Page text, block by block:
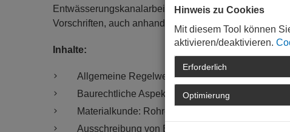
Entwässerungskanalarbeiten unter Beachtung der
Vorschriften, auch anhand von Praxisbeispielen,
Inhalte:
Allgemeine Regelwerke
Baurechtliche Aspekte
Materialkunde: Rohre und Leitungen,
Ausschreibung von Entwässerungskanalarbeiten
Hinweis zu Cookies
Mit diesem Tool können
aktivieren/deaktivieren.
Erforderlich
Optimierung